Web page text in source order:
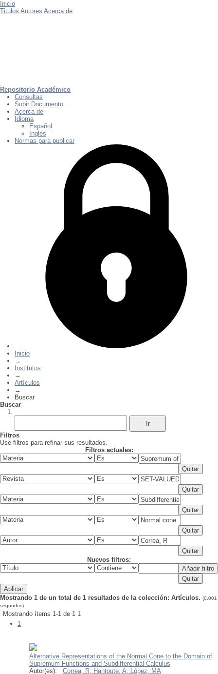
Inicio
Titulos Autores Acerca de
Repositorio Académico
Consultas
Subir Documento
Acerca de
Idioma
Español
Inglés
Normas para publicar
Inicio
→
Institutos
→
Artículos
→
Buscar
Buscar
Filtros
Use filtros para refinar sus resultados.
Filtros actuales:
Nuevos filtros:
Mostrando 1 de un total de 1 resultados de la colección: Artículos. (0.001
segundos)
Mostrando ítems 1-1 de 1 1
1
Alternative Representations of the Normal Cone to the Domain of
Supremum Functions and Subdifferential Calculus
Autor(es):
Correa, R; Hantoute, A; López, MA